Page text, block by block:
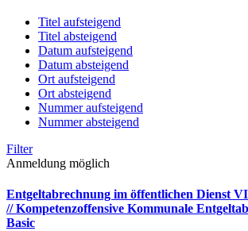
Titel aufsteigend
Titel absteigend
Datum aufsteigend
Datum absteigend
Ort aufsteigend
Ort absteigend
Nummer aufsteigend
Nummer absteigend
Filter
Anmeldung möglich
Entgeltabrechnung im öffentlichen Dienst
// Kompetenzoffensive Kommunale
Basic